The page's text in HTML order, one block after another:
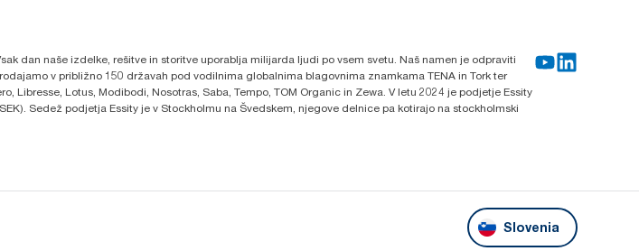
dan naše izdelke, rešitve in storitve uporablja milijarda ljudi po vsem svetu. Naš namen je odpraviti
v približno 150 državah pod vodilnima globalnima blagovnima znamkama TENA in Tork ter
Lotus, Modibodi, Nosotras, Saba, Tempo, TOM Organic in Zewa. V letu 2024 je podjetje Essity
Sedež podjetja Essity je v Stockholmu na Švedskem, njegove delnice pa kotirajo na stockholmski
Slovenia